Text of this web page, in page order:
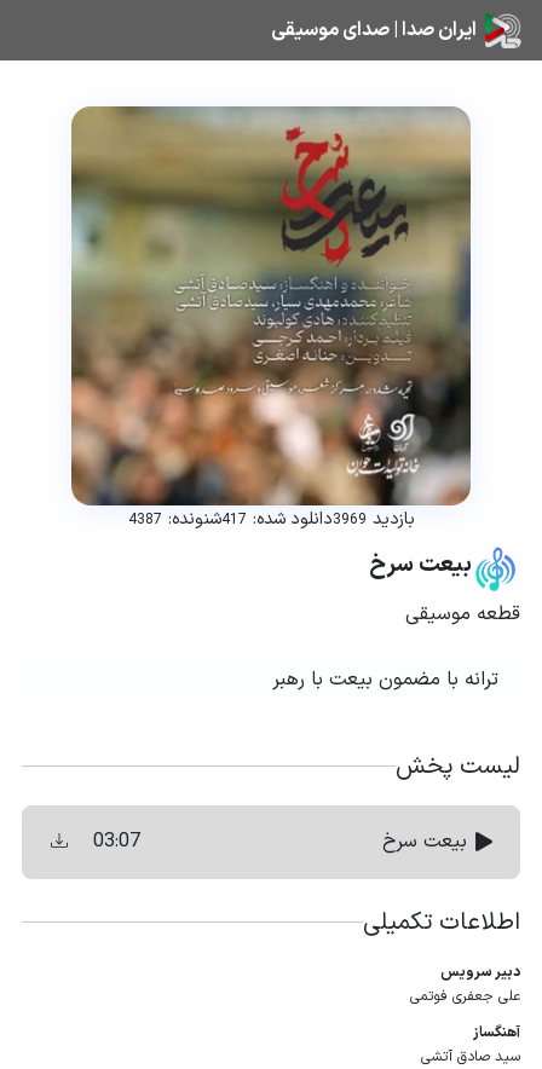
ایران صدا | صدای موسیقی
بازدید 3969دانلود شده: 417شنونده: 4387
بیعت سرخ
قطعه موسیقی
ترانه با مضمون بیعت با رهبر
لیست پخش
بیعت سرخ 03:07
اطلاعات تکمیلی
دبیر سرویس
علی جعفری فوتمی
آهنگساز
سید صادق آتشی